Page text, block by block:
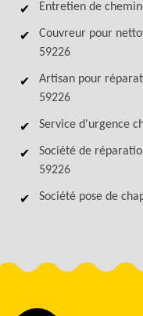
Entretien de
Couvreur pour
59226
Artisan pour
59226
Service d'urgence
Société de
59226
Société pose de